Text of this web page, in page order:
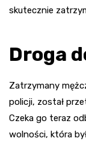
skutecznie
Droga
Zatrzymany
policji, został
Czeka go teraz
wolności, która